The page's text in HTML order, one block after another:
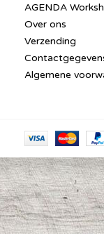
AGENDA
Over ons
Verzending
Algemene